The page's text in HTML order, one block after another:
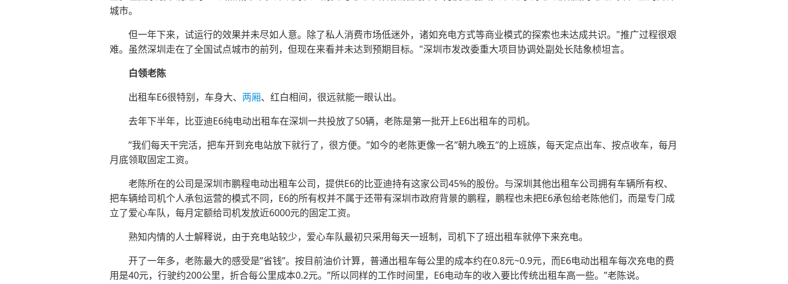
城市。
但一年下来，试运行的效果并未尽如人意。除了私人消费市场低迷外，诸如充电方式等商业模式的探索也未达成共识。"推广过程很艰
难。虽然深圳走在了全国试点城市的前列，但现在来看并未达到预期目标。"深圳市发改委重大项目协调处副处长陆象桢坦言。
白领老陈
出租车E6很特别，车身大、 两厢、红白相间，很远就能一眼认出。
去年下半年，比亚迪E6纯电动出租车在深圳一共投放了50辆，老陈是第一批开上E6出租车的司机。
”我们每天干完活，把车开到充电站放下就行了，很方便。”如今的老陈更像一名”朝九晚五”的上班族，每天定点出车、按点收车，每月
月底领取固定工资。
老陈所在的公司是深圳市鹏程电动出租车公司，提供E6的比亚迪持有这家公司45%的股份。与深圳其他出租车公司拥有车辆所有权、
把车辆给司机个人承包运营的模式不同，E6的所有权并不属于还带有深圳市政府背景的鹏程，鹏程也未把E6承包给老陈他们，而是专门成
立了爱心车队，每月定额给司机发放近6000元的固定工资。
熟知内情的人士解释说，由于充电站较少，爱心车队最初只采用每天一班制，司机下了班出租车就停下来充电。
开了一年多，老陈最大的感受是”省钱”。按目前油价计算，普通出租车每公里的成本约在0.8元~0.9元，而E6电动出租车每次充电的费
用是40元，行驶约200公里，折合每公里成本0.2元。”所以同样的工作时间里，E6电动车的收入要比传统出租车高一些。”老陈说。